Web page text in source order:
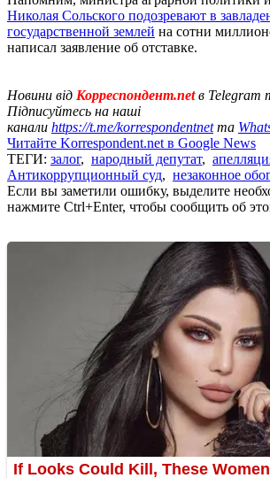
Николая Сольского подозревают в
государственной землей на сотни
написал заявление об отставке.
Новини від Корреспондент.netв Telegram
Підписуйтесь на наші
канали https://t.me/korrespondentnetта
Читайте Korrespondent.net в Google News
ТЕГИ: залог, народный депутат,
Антикоррупционный суд, незаконное
Если вы заметили ошибку, выделите
нажмите Ctrl+Enter, чтобы сообщить об